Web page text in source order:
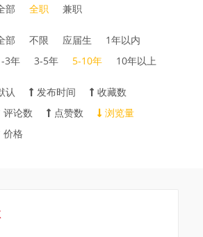
部 全职 兼职
部 不限 应届生
1年以内
3年
3-5年 5-10年 10年以上
认 发布时间
收藏数
评论数
点赞数
浏览量
价格